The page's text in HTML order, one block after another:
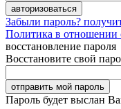
Забыли пароль?
Политика в отношении
восстановление пароля
Восстановите свой
Пароль будет выслан